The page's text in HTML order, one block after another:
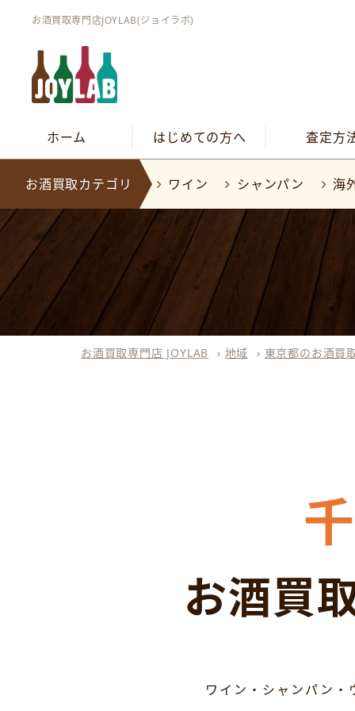
お酒買取専門店JOYLAB(ジョイラボ)
ホーム はじめての方へ 査定方
お酒買取カテゴリ ワイン シャンパン 海
お酒買取専門店 JOYLAB › 地域 › 東京都のお酒買
お酒買
ワイン・シャンパン